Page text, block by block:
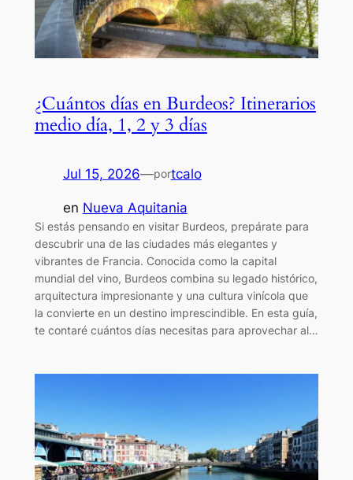
¿Cuántos días en Burdeos? Itinerarios
medio día, 1, 2 y 3 días
Jul 15, 2026—portcalo
en Nueva Aquitania
Si estás pensando en visitar Burdeos, prepárate para
descubrir una de las ciudades más elegantes y
vibrantes de Francia. Conocida como la capital
mundial del vino, Burdeos combina su legado histórico,
arquitectura impresionante y una cultura vinícola que
la convierte en un destino imprescindible. En esta guía,
te contaré cuántos días necesitas para aprovechar al…